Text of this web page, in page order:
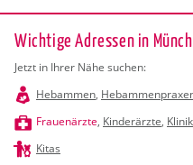
Wichtige Adressen in
Jetzt in Ihrer Nähe suchen:
Hebammen,
Frauenärzte, Kinderärzte,
Kitas